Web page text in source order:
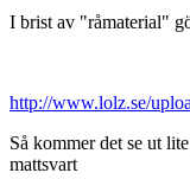
I brist av "råmaterial"
http://www.lolz.se/
Så kommer det se ut
mattsvart